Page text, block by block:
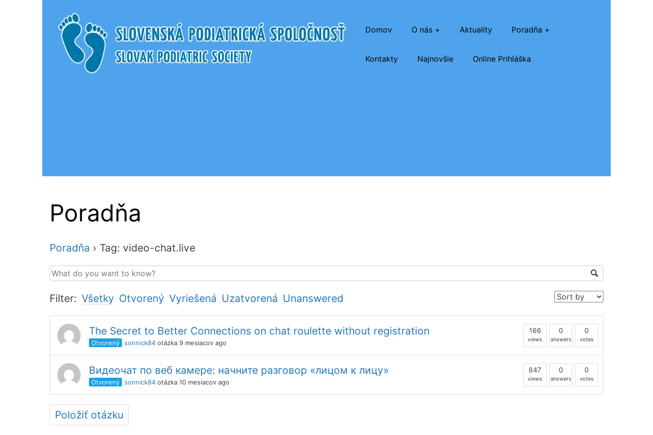
Domov O nás Aktuality Poradňa
Kontakty Najnovšie Online Prihláška
Poradňa
Poradňa › Tag: video-chat.live
Filter: Všetky Otvorený Vyriešená Uzatvorená Unanswered
The Secret to Better Connections on chat roulette without registration
Otvorený sonnick84 otázka 9 mesiacov ago
166
views
0
answers
0
votes
Видеочат по веб камере: начните разговор «лицом к лицу»
Otvorený sonnick84 otázka 10 mesiacov ago
847
views
0
answers
0
votes
Položiť otázku